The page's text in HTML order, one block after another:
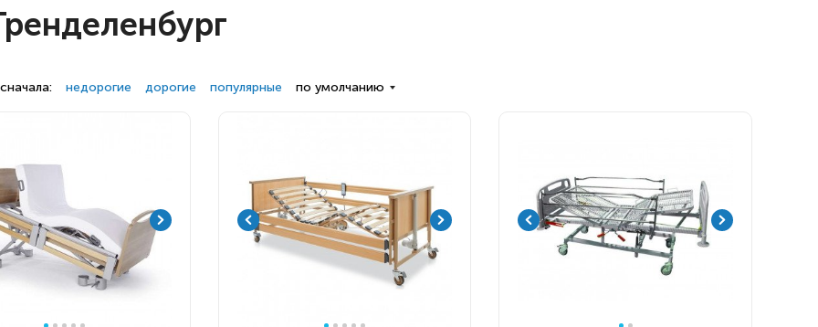
Коляски для детей с ДЦП
типа
электроприводом
Функциональные опоры
Ходунки
Велосипеды
для детей
недорогие дорогие популярные по умолчанию